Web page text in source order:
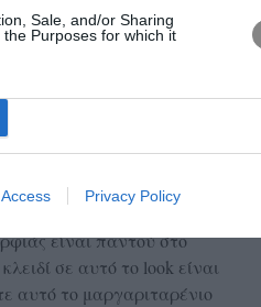
Sale, and/or Sharing
Purposes for which it
Privacy Policy
είναι παντού στο
σε αυτό το look είναι
αυτό το μαργαριταρένιο